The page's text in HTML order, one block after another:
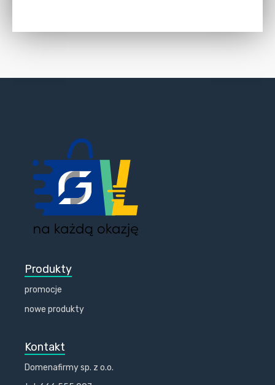
Produkty
promocje
nowe produkty
Kontakt
Domenafirmy sp. z o.o.